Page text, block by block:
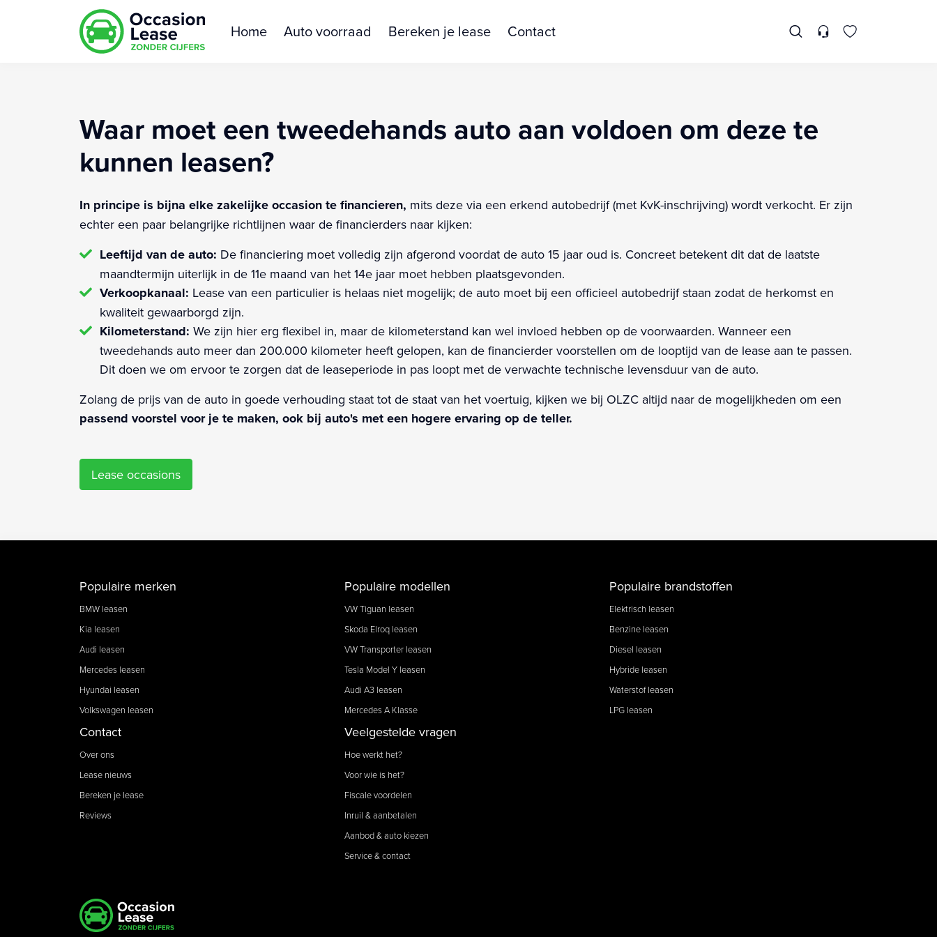
Home Auto voorraad Bereken je lease Contact
Waar moet een tweedehands auto aan voldoen om deze te
kunnen leasen?
In principe is bijna elke zakelijke occasion te financieren, mits deze via een erkend autobedrijf (met KvK-inschrijving) wordt verkocht. Er zijn
echter een paar belangrijke richtlijnen waar de financierders naar kijken:
Leeftijd van de auto: De financiering moet volledig zijn afgerond voordat de auto 15 jaar oud is. Concreet betekent dit dat de laatste
maandtermijn uiterlijk in de 11e maand van het 14e jaar moet hebben plaatsgevonden.
Verkoopkanaal: Lease van een particulier is helaas niet mogelijk; de auto moet bij een officieel autobedrijf staan zodat de herkomst en
kwaliteit gewaarborgd zijn.
Kilometerstand: We zijn hier erg flexibel in, maar de kilometerstand kan wel invloed hebben op de voorwaarden. Wanneer een
tweedehands auto meer dan 200.000 kilometer heeft gelopen, kan de financierder voorstellen om de looptijd van de lease aan te passen.
Dit doen we om ervoor te zorgen dat de leaseperiode in pas loopt met de verwachte technische levensduur van de auto.
Zolang de prijs van de auto in goede verhouding staat tot de staat van het voertuig, kijken we bij OLZC altijd naar de mogelijkheden om een
passend voorstel voor je te maken, ook bij auto's met een hogere ervaring op de teller.
Lease occasions
Populaire merken
BMW leasen
Kia leasen
Audi leasen
Mercedes leasen
Hyundai leasen
Volkswagen leasen
Populaire modellen
VW Tiguan leasen
Skoda Elroq leasen
VW Transporter leasen
Tesla Model Y leasen
Audi A3 leasen
Mercedes A Klasse
Populaire brandstoffen
Elektrisch leasen
Benzine leasen
Diesel leasen
Hybride leasen
Waterstof leasen
LPG leasen
Contact
Over ons
Lease nieuws
Bereken je lease
Reviews
Veelgestelde vragen
Hoe werkt het?
Voor wie is het?
Fiscale voordelen
Inruil & aanbetalen
Aanbod & auto kiezen
Service & contact